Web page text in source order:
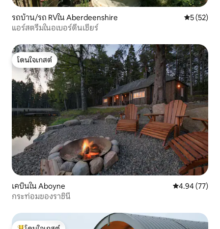
รถบ้าน/รถ RVใน Aberdeenshire คะแนนเฉลี่
5 (52)
แอร์สตรีมในอเบอร์ดีนเชียร์
โดนใจเกสต์
โดนใจเกสต์
เคบินใน Aboyne คะแนนเฉลี่ย
4.94 (77)
กระท่อมของราชินี